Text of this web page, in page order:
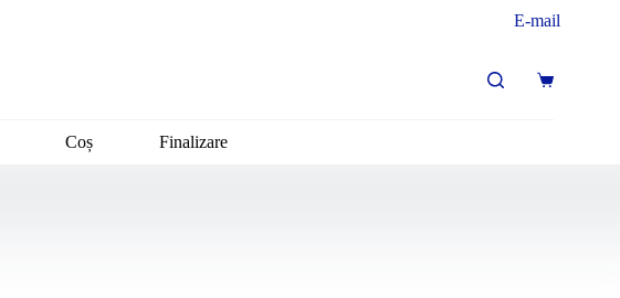
E-mail
Coș Finalizare